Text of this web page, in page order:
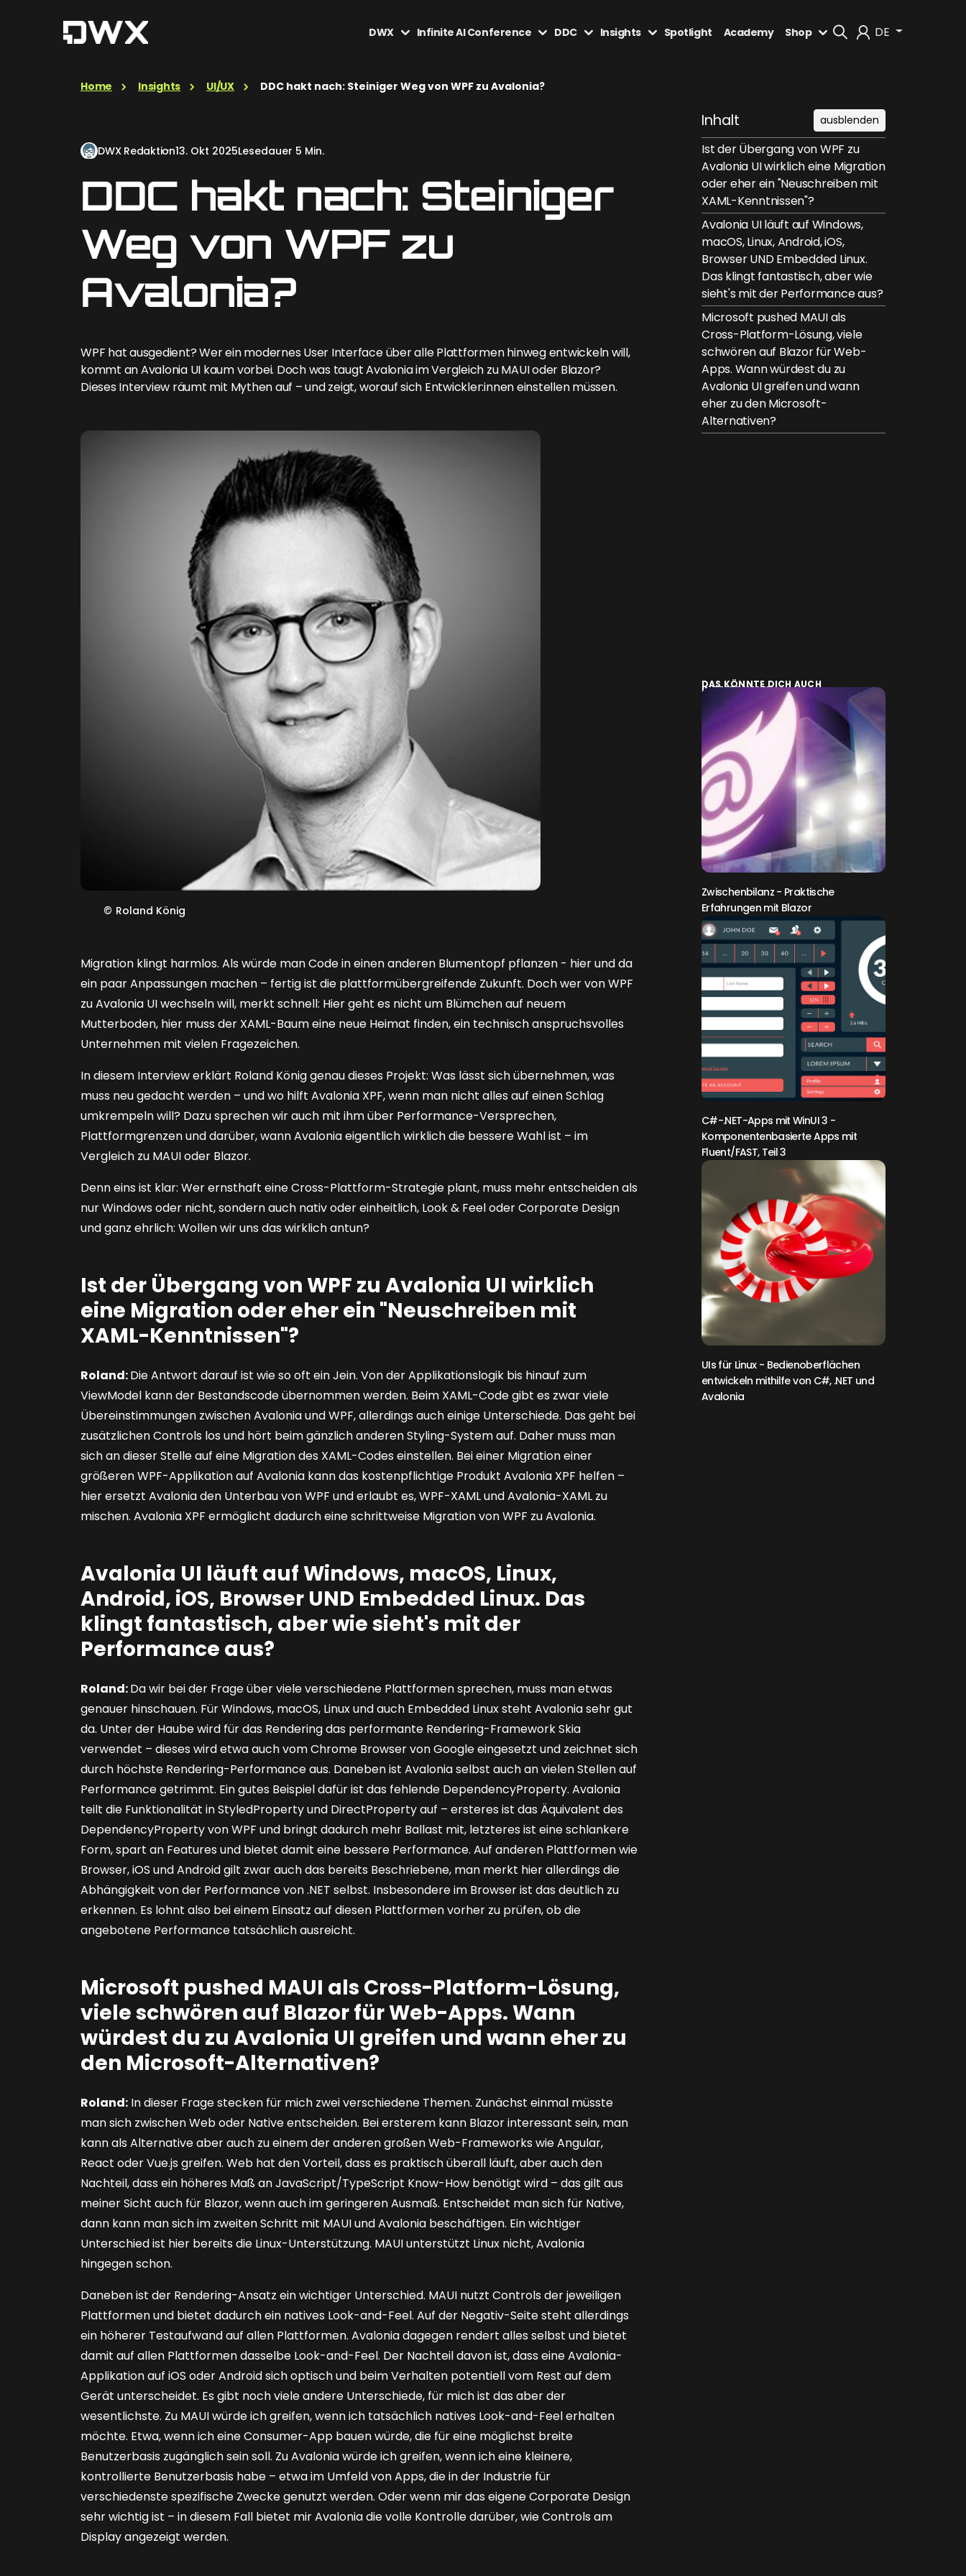
Abmelden
DE
DWX Infinite AI Conference DDC Insights Spotlight Academy Shop
Home Insights UI/UX DDC hakt nach: Steiniger Weg von WPF zu Avalonia?
DWX Redaktion13. Okt 2025Lesedauer 5 Min.
DDC hakt nach: Steiniger
Weg von WPF zu
Avalonia?
WPF hat ausgedient? Wer ein modernes User Interface über alle Plattformen hinweg entwickeln will,
kommt an Avalonia UI kaum vorbei. Doch was taugt Avalonia im Vergleich zu MAUI oder Blazor?
Dieses Interview räumt mit Mythen auf – und zeigt, worauf sich Entwickler:innen einstellen müssen.
© Roland König
Migration klingt harmlos. Als würde man Code in einen anderen Blumentopf pflanzen - hier und da
ein paar Anpassungen machen – fertig ist die plattformübergreifende Zukunft. Doch wer von WPF
zu Avalonia UI wechseln will, merkt schnell: Hier geht es nicht um Blümchen auf neuem
Mutterboden, hier muss der XAML-Baum eine neue Heimat finden, ein technisch anspruchsvolles
Unternehmen mit vielen Fragezeichen.
In diesem Interview erklärt Roland König genau dieses Projekt: Was lässt sich übernehmen, was
muss neu gedacht werden – und wo hilft Avalonia XPF, wenn man nicht alles auf einen Schlag
umkrempeln will? Dazu sprechen wir auch mit ihm über Performance-Versprechen,
Plattformgrenzen und darüber, wann Avalonia eigentlich wirklich die bessere Wahl ist – im
Vergleich zu MAUI oder Blazor.
Denn eins ist klar: Wer ernsthaft eine Cross-Plattform-Strategie plant, muss mehr entscheiden als
nur Windows oder nicht, sondern auch nativ oder einheitlich, Look & Feel oder Corporate Design
und ganz ehrlich: Wollen wir uns das wirklich antun?
Ist der Übergang von WPF zu Avalonia UI wirklich
eine Migration oder eher ein "Neuschreiben mit
XAML-Kenntnissen"?
Roland:Die Antwort darauf ist wie so oft ein Jein. Von der Applikationslogik bis hinauf zum
ViewModel kann der Bestandscode übernommen werden. Beim XAML-Code gibt es zwar viele
Übereinstimmungen zwischen Avalonia und WPF, allerdings auch einige Unterschiede. Das geht bei
zusätzlichen Controls los und hört beim gänzlich anderen Styling-System auf. Daher muss man
sich an dieser Stelle auf eine Migration des XAML-Codes einstellen. Bei einer Migration einer
größeren WPF-Applikation auf Avalonia kann das kostenpflichtige Produkt Avalonia XPF helfen –
hier ersetzt Avalonia den Unterbau von WPF und erlaubt es, WPF-XAML und Avalonia-XAML zu
mischen. Avalonia XPF ermöglicht dadurch eine schrittweise Migration von WPF zu Avalonia.
Avalonia UI läuft auf Windows, macOS, Linux,
Android, iOS, Browser UND Embedded Linux. Das
klingt fantastisch, aber wie sieht's mit der
Performance aus?
Roland:Da wir bei der Frage über viele verschiedene Plattformen sprechen, muss man etwas
genauer hinschauen. Für Windows, macOS, Linux und auch Embedded Linux steht Avalonia sehr gut
da. Unter der Haube wird für das Rendering das performante Rendering-Framework Skia
verwendet – dieses wird etwa auch vom Chrome Browser von Google eingesetzt und zeichnet sich
durch höchste Rendering-Performance aus. Daneben ist Avalonia selbst auch an vielen Stellen auf
Performance getrimmt. Ein gutes Beispiel dafür ist das fehlende DependencyProperty. Avalonia
teilt die Funktionalität in StyledProperty und DirectProperty auf – ersteres ist das Äquivalent des
DependencyProperty von WPF und bringt dadurch mehr Ballast mit, letzteres ist eine schlankere
Form, spart an Features und bietet damit eine bessere Performance. Auf anderen Plattformen wie
Browser, iOS und Android gilt zwar auch das bereits Beschriebene, man merkt hier allerdings die
Abhängigkeit von der Performance von .NET selbst. Insbesondere im Browser ist das deutlich zu
erkennen. Es lohnt also bei einem Einsatz auf diesen Plattformen vorher zu prüfen, ob die
angebotene Performance tatsächlich ausreicht.
Microsoft pushed MAUI als Cross-Platform-Lösung,
viele schwören auf Blazor für Web-Apps. Wann
würdest du zu Avalonia UI greifen und wann eher zu
den Microsoft-Alternativen?
Roland: In dieser Frage stecken für mich zwei verschiedene Themen. Zunächst einmal müsste
man sich zwischen Web oder Native entscheiden. Bei ersterem kann Blazor interessant sein, man
kann als Alternative aber auch zu einem der anderen großen Web-Frameworks wie Angular,
React oder Vue.js greifen. Web hat den Vorteil, dass es praktisch überall läuft, aber auch den
Nachteil, dass ein höheres Maß an JavaScript/TypeScript Know-How benötigt wird – das gilt aus
meiner Sicht auch für Blazor, wenn auch im geringeren Ausmaß. Entscheidet man sich für Native,
dann kann man sich im zweiten Schritt mit MAUI und Avalonia beschäftigen. Ein wichtiger
Unterschied ist hier bereits die Linux-Unterstützung. MAUI unterstützt Linux nicht, Avalonia
hingegen schon.
Daneben ist der Rendering-Ansatz ein wichtiger Unterschied. MAUI nutzt Controls der jeweiligen
Plattformen und bietet dadurch ein natives Look-and-Feel. Auf der Negativ-Seite steht allerdings
ein höherer Testaufwand auf allen Plattformen. Avalonia dagegen rendert alles selbst und bietet
damit auf allen Plattformen dasselbe Look-and-Feel. Der Nachteil davon ist, dass eine Avalonia-
Applikation auf iOS oder Android sich optisch und beim Verhalten potentiell vom Rest auf dem
Gerät unterscheidet. Es gibt noch viele andere Unterschiede, für mich ist das aber der
wesentlichste. Zu MAUI würde ich greifen, wenn ich tatsächlich natives Look-and-Feel erhalten
möchte. Etwa, wenn ich eine Consumer-App bauen würde, die für eine möglichst breite
Benutzerbasis zugänglich sein soll. Zu Avalonia würde ich greifen, wenn ich eine kleinere,
kontrollierte Benutzerbasis habe – etwa im Umfeld von Apps, die in der Industrie für
verschiedenste spezifische Zwecke genutzt werden. Oder wenn mir das eigene Corporate Design
sehr wichtig ist – in diesem Fall bietet mir Avalonia die volle Kontrolle darüber, wie Controls am
Display angezeigt werden.
Inhalt ausblenden
Ist der Übergang von WPF zu
Avalonia UI wirklich eine Migration
oder eher ein "Neuschreiben mit
XAML-Kenntnissen"?
Avalonia UI läuft auf Windows,
macOS, Linux, Android, iOS,
Browser UND Embedded Linux.
Das klingt fantastisch, aber wie
sieht's mit der Performance aus?
Microsoft pushed MAUI als
Cross-Platform-Lösung, viele
schwören auf Blazor für Web-
Apps. Wann würdest du zu
Avalonia UI greifen und wann
eher zu den Microsoft-
Alternativen?
DAS KÖNNTE DICH AUCH
INTERESSIEREN:
Zwischenbilanz - Praktische
Erfahrungen mit Blazor
C#-.NET-Apps mit WinUI 3 -
Komponentenbasierte Apps mit
Fluent/FAST, Teil 3
UIs für Linux - Bedienoberflächen
entwickeln mithilfe von C#, .NET und
Avalonia